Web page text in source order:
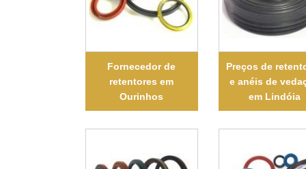
Fornecedor de
retentores em
Ourinhos
Preços de
e anéis de
em Lindóia